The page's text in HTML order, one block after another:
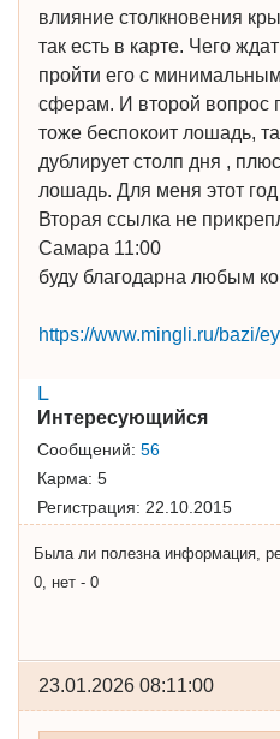
влияние столкновения
так есть в карте. Чего
пройти его с
сферам. И второй вопрос
тоже беспокоит лошадь,
дублирует столп дня ,
лошадь. Для меня этот
Вторая ссылка не
Самара 11:00
буду благодарна любым
https://www.mingli.ru/bazi/
L
Интересующийся
Сообщений: 56
Карма: 5
Регистрация: 22.10.2015
Была ли полезна информация,
0, нет - 0
23.01.2026 08:11:00